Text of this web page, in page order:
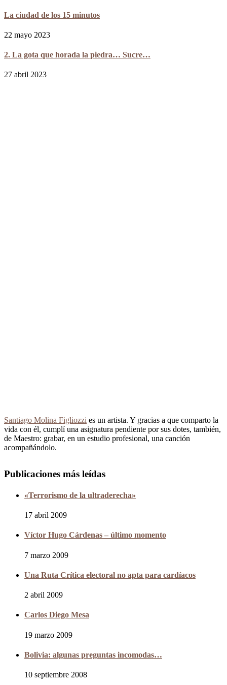
La ciudad de los 15 minutos
22 mayo 2023
2. La gota que horada la piedra… Sucre…
27 abril 2023
Santiago Molina Figliozzi es un artista. Y gracias a que comparto la
vida con él, cumplí una asignatura pendiente por sus dotes, también,
de Maestro: grabar, en un estudio profesional, una canción
acompañándolo.
Publicaciones más leídas
«Terrorismo de la ultraderecha»
17 abril 2009
Víctor Hugo Cárdenas – último momento
7 marzo 2009
Una Ruta Crítica electoral no apta para cardíacos
2 abril 2009
Carlos Diego Mesa
19 marzo 2009
Bolivia: algunas preguntas incomodas…
10 septiembre 2008